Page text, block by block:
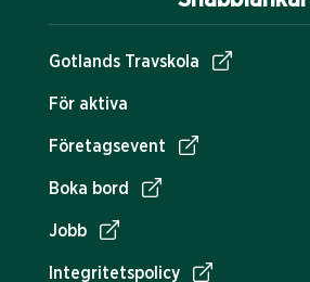
Gotlands Travskola
För aktiva
Företagsevent
Boka bord
Jobb
Integritetspolicy